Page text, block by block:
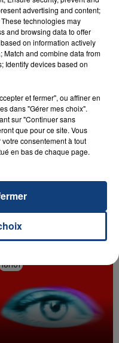
: UNE FEMME ET
LA...
feu après avoir
bébé de trois mois
SE FAIRE
la clinique qui a
ses
18h01
18h01
advertising and content;
technologies may
and browsing data to offer
on information actively
and combine data from
Identify devices based on
et fermer", ou affiner en
dans "Gérer mes choix".
sur "Continuer sans
que pour ce site. Vous
consentement à tout
en bas de chaque page.